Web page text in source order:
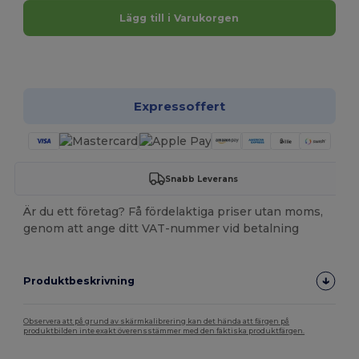
Lägg till i Varukorgen
Expressoffert
Snabb Leverans
Är du ett företag? Få fördelaktiga priser utan moms,
genom att ange ditt VAT-nummer vid betalning
Produktbeskrivning
Observera att på grund av skärmkalibrering kan det hända att färgen på
produktbilden inte exakt överensstämmer med den faktiska produktfärgen.